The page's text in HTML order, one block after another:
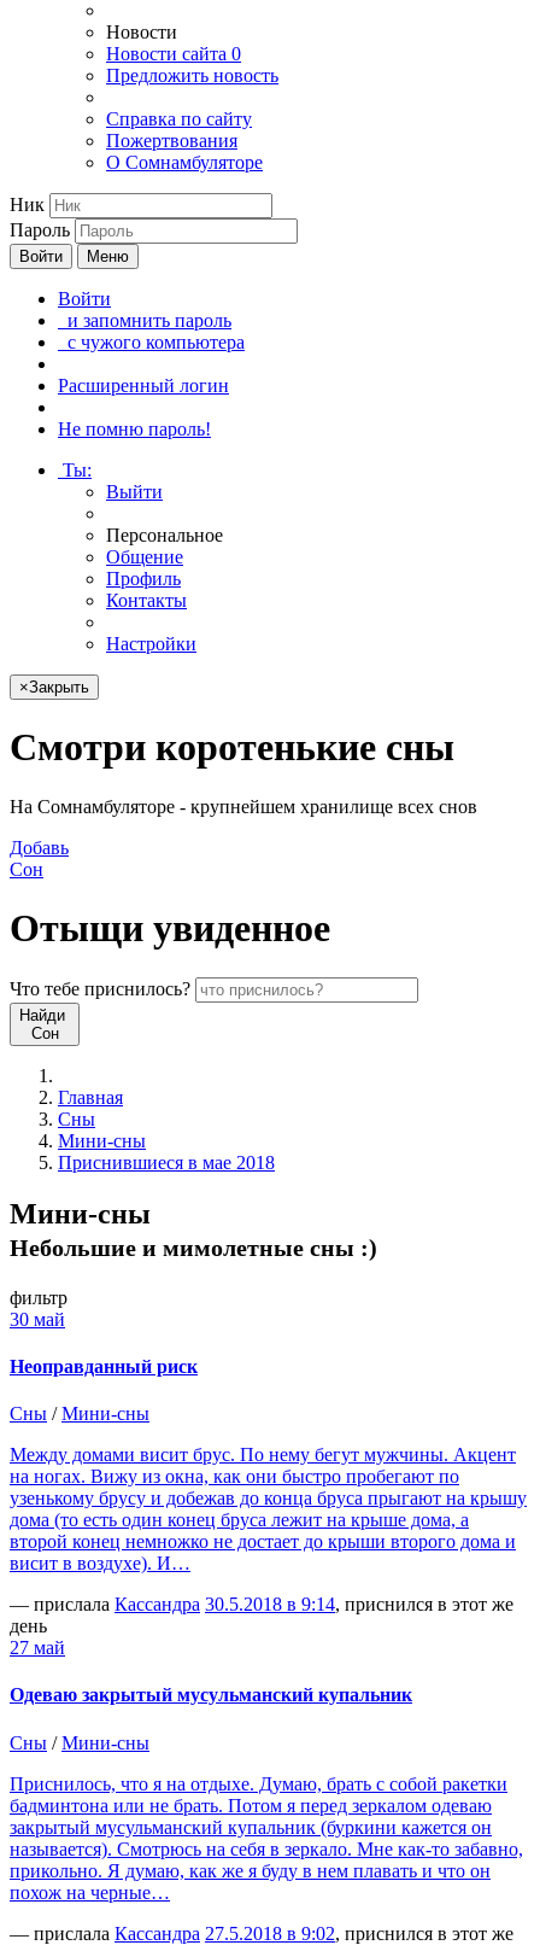
Новости
Новости сайта 0
Предложить новость
Справка по сайту
Пожертвования
О Сомнамбуляторе
Ник
Пароль
Войти Меню
Войти
и запомнить пароль
с чужого компьютера
Расширенный логин
Не помню пароль!
Ты:
Выйти
Персональное
Общение
Профиль
Контакты
Настройки
×Закрыть
Смотри коротенькие сны
На Сомнамбуляторе - крупнейшем хранилище всех снов
Добавь
Сон
Отыщи увиденное
Что тебе приснилось?
Найди
Сон
Главная
Сны
Мини-сны
Приснившиеся в мае 2018
Мини-сны
Небольшие и мимолетные сны :)
фильтр
30 май
Неоправданный риск
Сны /Мини-сны
Между домами висит брус. По нему бегут мужчины. Акцент
на ногах. Вижу из окна, как они быстро пробегают по
узенькому брусу и добежав до конца бруса прыгают на крышу
дома (то есть один конец бруса лежит на крыше дома, а
второй конец немножко не достает до крыши второго дома и
висит в воздухе). И…
— прислала Кассандра 30.5.2018 в 9:14, приснился в этот же
день
27 май
Одеваю закрытый мусульманский купальник
Сны /Мини-сны
Приснилось, что я на отдыхе. Думаю, брать с собой ракетки
бадминтона или не брать. Потом я перед зеркалом одеваю
закрытый мусульманский купальник (буркини кажется он
называется). Смотрюсь на себя в зеркало. Мне как-то забавно,
прикольно. Я думаю, как же я буду в нем плавать и что он
похож на черные…
— прислала Кассандра 27.5.2018 в 9:02, приснился в этот же